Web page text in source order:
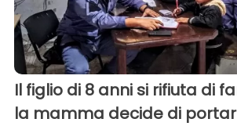
Il figlio di 8 anni si rifiuta di
la mamma decide di